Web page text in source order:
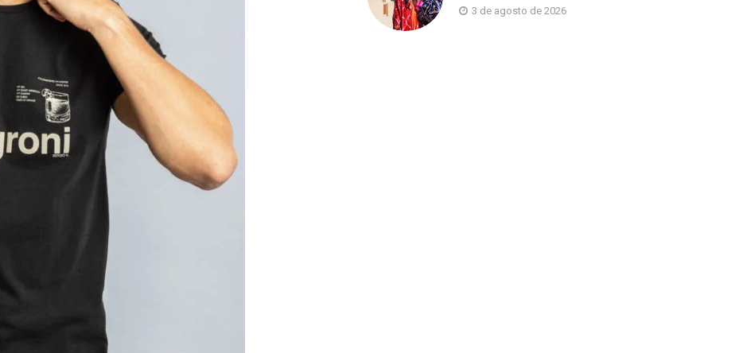
3 de agosto de 2026